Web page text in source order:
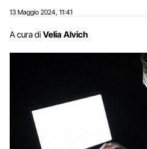
13 Maggio 2024 11:41
A cura di Velia Alvich